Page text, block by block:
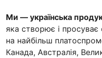
Ми — українська
яка створює і просуває
на найбільш
Канада, Австралія,